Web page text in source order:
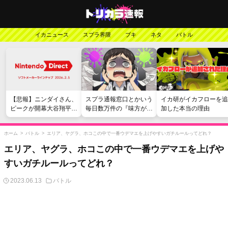
イカニュース スプラ界隈 ブキ ネタ バトル
【悲報】ニンダイさん、
ピークが開幕大谷翔平の
がっかりダイレクトだっ
たと言われてしまう
スプラ通報窓口とかいう
毎日数万件の『味方が弱
い』愚痴を読まされる苦
行
イカ研がイカフローを追
加した本当の理由
ホーム > バトル > エリア、ヤグラ、ホコこの中で一番ウデマエを上げやすいガチルールってどれ？
エリア、ヤグラ、ホコこの中で一番ウデマエを上げや
すいガチルールってどれ？
2023.06.13 バトル